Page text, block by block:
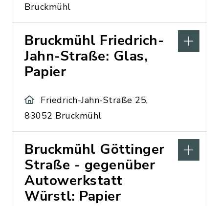
Bruckmühl
Bruckmühl Friedrich-
Jahn-Straße: Glas,
Papier
Friedrich-Jahn-Straße 25,
83052 Bruckmühl
Bruckmühl Göttinger
Straße - gegenüber
Autowerkstatt
Würstl: Papier